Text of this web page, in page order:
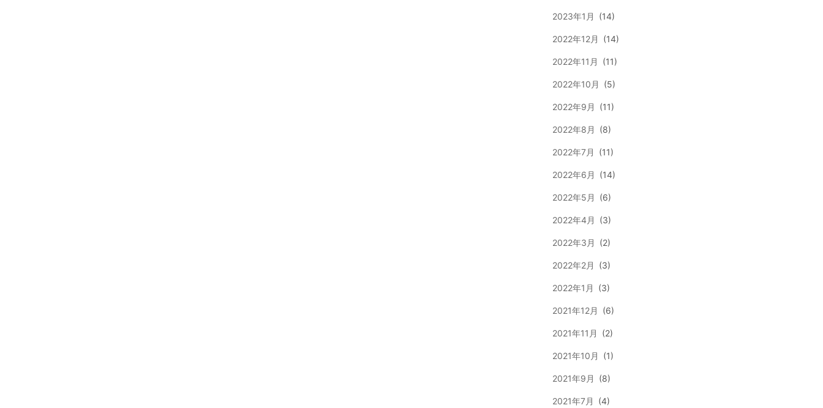
2023年1月 (14)
2022年12月 (14)
2022年11月 (11)
2022年10月 (5)
2022年9月 (11)
2022年8月 (8)
2022年7月 (11)
2022年6月 (14)
2022年5月 (6)
2022年4月 (3)
2022年3月 (2)
2022年2月 (3)
2022年1月 (3)
2021年12月 (6)
2021年11月 (2)
2021年10月 (1)
2021年9月 (8)
2021年7月 (4)